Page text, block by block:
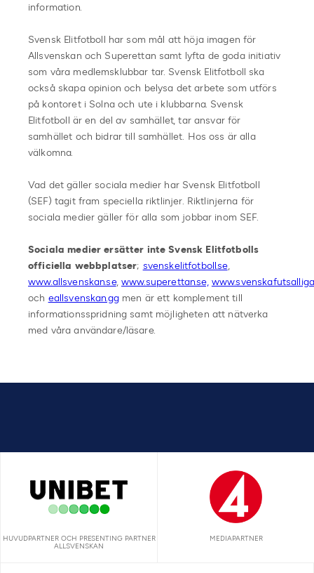
information.
Svensk Elitfotboll har som mål att höja imagen för
Allsvenskan och Superettan samt lyfta de goda initiativ
som våra medlemsklubbar tar. Svensk Elitfotboll ska
också skapa opinion och belysa det arbete som utförs
på kontoret i Solna och ute i klubbarna. Svensk
Elitfotboll är en del av samhället, tar ansvar för
samhället och bidrar till samhället. Hos oss är alla
välkomna.
Vad det gäller sociala medier har Svensk Elitfotboll
(SEF) tagit fram speciella riktlinjer. Riktlinjerna för
sociala medier gäller för alla som jobbar inom SEF.
Sociala medier ersätter inte Svensk Elitfotbolls
officiella webbplatser; svenskelitfotboll.se,
www.allsvenskan.se,www.superettan.se,
och eallsvenskan.ggmen är ett komplement till
informationsspridning samt möjligheten att nätverka
med våra användare/läsare.
HUVUDPARTNER OCH PRESENTING PARTNER
ALLSVENSKAN
MEDIAPARTNER